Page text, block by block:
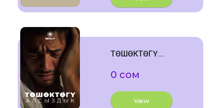
ТӨШӨКТӨГҮ...
0 сом
View